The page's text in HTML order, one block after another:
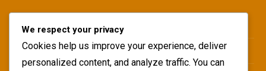
Privacybeleid
Gebruikersovereenkomst
We respect your privacy
Cookies help us improve your experience, deliver
personalized content, and analyze traffic. You can